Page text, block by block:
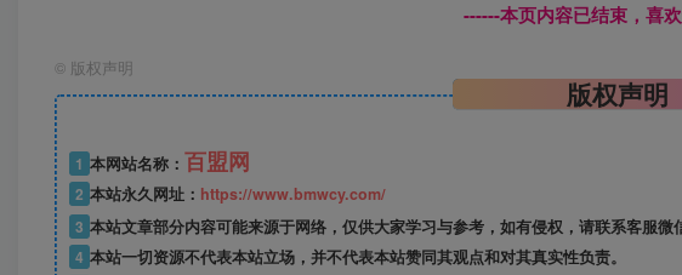
------本页内容已结束，喜
© 版权声明
版权声明
1 本网站名称： 百盟网
2 本站永久网址： https://www.bmwcy.com/
3 本站文章部分内容可能来源于网络，仅供大家学习与参考，如有侵权，请联系客服微
4 本站一切资源不代表本站立场，并不代表本站赞同其观点和对其真实性负责。